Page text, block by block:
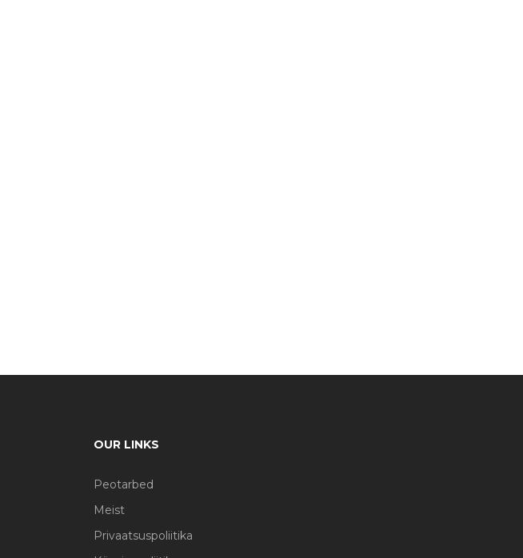
OUR LINKS
Peotarbed
Meist
Privaatsuspoliitika